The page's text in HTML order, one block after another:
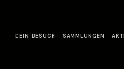
DEIN BESUCH SAMMLUNGEN